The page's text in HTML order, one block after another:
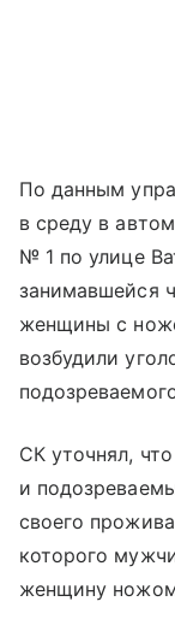
По данным
в среду в
№ 1 по улице
занимавшейся
женщины с
возбудили
СК уточнял,
и
своего
которого
женщину ножом